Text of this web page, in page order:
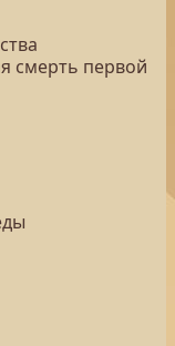
смерть первой